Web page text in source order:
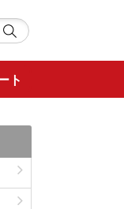
ト